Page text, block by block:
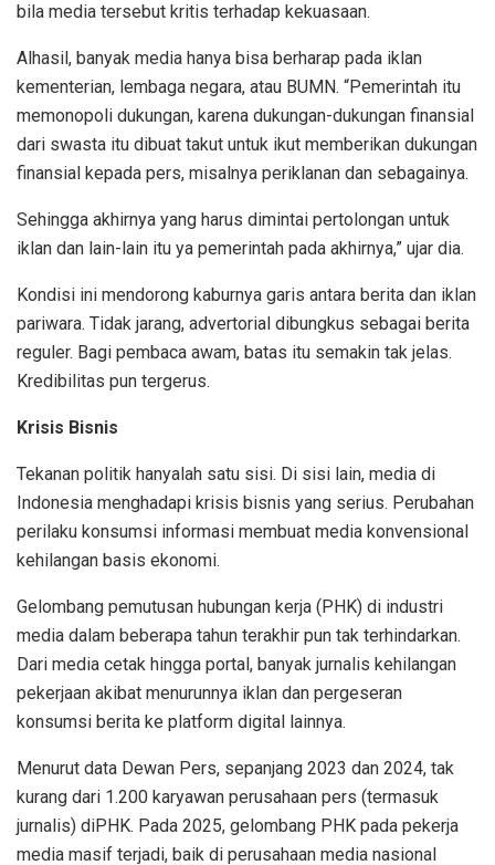
bila media tersebut kritis terhadap kekuasaan.
Alhasil, banyak media hanya bisa berharap pada iklan
kementerian, lembaga negara, atau BUMN. “Pemerintah itu
memonopoli dukungan, karena dukungan-dukungan finansial
dari swasta itu dibuat takut untuk ikut memberikan dukungan
finansial kepada pers, misalnya periklanan dan sebagainya.
Sehingga akhirnya yang harus dimintai pertolongan untuk
iklan dan lain-lain itu ya pemerintah pada akhirnya,” ujar dia.
Kondisi ini mendorong kaburnya garis antara berita dan iklan
pariwara. Tidak jarang, advertorial dibungkus sebagai berita
reguler. Bagi pembaca awam, batas itu semakin tak jelas.
Kredibilitas pun tergerus.
Krisis Bisnis
Tekanan politik hanyalah satu sisi. Di sisi lain, media di
Indonesia menghadapi krisis bisnis yang serius. Perubahan
perilaku konsumsi informasi membuat media konvensional
kehilangan basis ekonomi.
Gelombang pemutusan hubungan kerja (PHK) di industri
media dalam beberapa tahun terakhir pun tak terhindarkan.
Dari media cetak hingga portal, banyak jurnalis kehilangan
pekerjaan akibat menurunnya iklan dan pergeseran
konsumsi berita ke platform digital lainnya.
Menurut data Dewan Pers, sepanjang 2023 dan 2024, tak
kurang dari 1.200 karyawan perusahaan pers (termasuk
jurnalis) diPHK. Pada 2025, gelombang PHK pada pekerja
media masif terjadi, baik di perusahaan media nasional